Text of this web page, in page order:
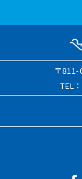
〒
TEL：